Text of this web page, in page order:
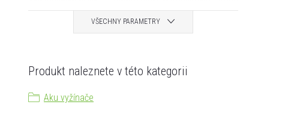
VŠECHNY PARAMETRY
Produkt naleznete v této kategorii
Aku vyžínače